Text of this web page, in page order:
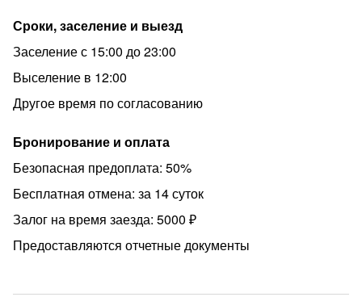
Сроки, заселение и выезд
Заселение с 15:00 до 23:00
Выселение в 12:00
Другое время по согласованию
Бронирование и оплата
Безопасная предоплата: 50%
Бесплатная отмена: за 14 суток
Залог на время заезда: 5000 ₽
Предоставляются отчетные документы